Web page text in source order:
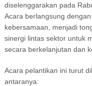
diselenggarakan pada
Acara berlangsung
kebersamaan, menjadi
sinergi lintas sektor untuk
secara berkelanjutan dan
Acara pelantikan ini turut
antaranya: